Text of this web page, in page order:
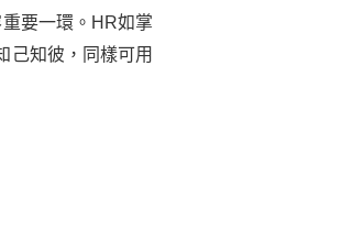
要一環。HR如掌
己知彼，同樣可用